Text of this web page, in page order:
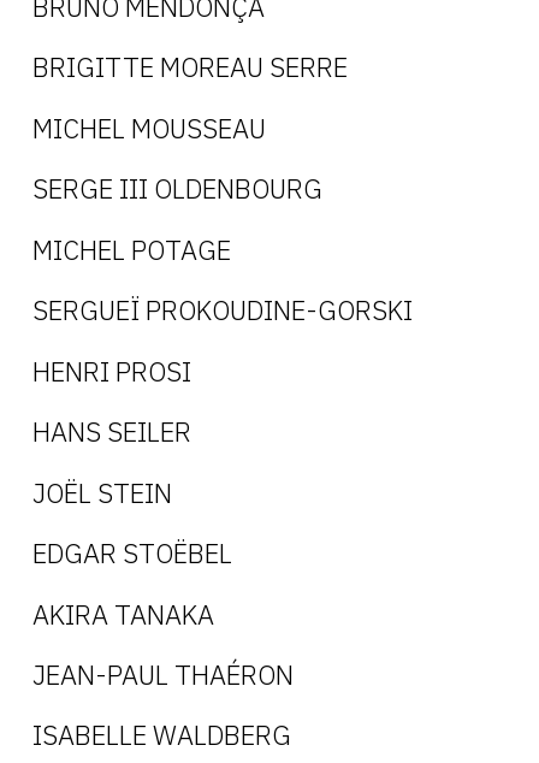
BRIGITTE MOREAU SERRE
MICHEL MOUSSEAU
SERGE III OLDENBOURG
MICHEL POTAGE
SERGUEÏ PROKOUDINE-GORSKI
HENRI PROSI
HANS SEILER
JOËL STEIN
EDGAR STOËBEL
AKIRA TANAKA
JEAN-PAUL THAÉRON
ISABELLE WALDBERG